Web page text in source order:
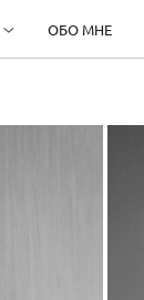
ОБО МНЕ